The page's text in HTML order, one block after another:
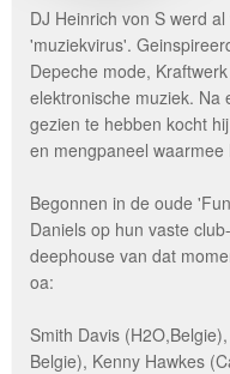
DJ Heinrich von S werd
'muziekvirus'.
Depeche mode,
elektronische muziek. Na
gezien te hebben kocht
en mengpaneel
Begonnen in de oude
Daniels op hun vaste
deephouse van dat
oa:
Smith Davis
Belgie), Kenny Hawkes